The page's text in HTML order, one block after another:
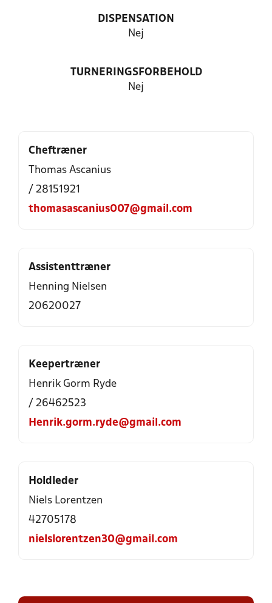
DISPENSATION
Nej
TURNERINGSFORBEHOLD
Nej
Cheftræner
Thomas Ascanius
/ 28151921
thomasascanius007@gmail.com
Assistenttræner
Henning Nielsen
20620027
Keepertræner
Henrik Gorm Ryde
/ 26462523
Henrik.gorm.ryde@gmail.com
Holdleder
Niels Lorentzen
42705178
nielslorentzen30@gmail.com